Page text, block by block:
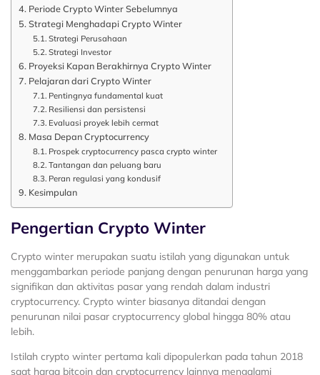
Periode Crypto Winter Sebelumnya
Strategi Menghadapi Crypto Winter
Strategi Perusahaan
Strategi Investor
Proyeksi Kapan Berakhirnya Crypto Winter
Pelajaran dari Crypto Winter
Pentingnya fundamental kuat
Resiliensi dan persistensi
Evaluasi proyek lebih cermat
Masa Depan Cryptocurrency
Prospek cryptocurrency pasca crypto winter
Tantangan dan peluang baru
Peran regulasi yang kondusif
Kesimpulan
Pengertian Crypto Winter
Crypto winter merupakan suatu istilah yang digunakan untuk
menggambarkan periode panjang dengan penurunan harga yang
signifikan dan aktivitas pasar yang rendah dalam industri
cryptocurrency. Crypto winter biasanya ditandai dengan
penurunan nilai pasar cryptocurrency global hingga 80% atau
lebih.
Istilah crypto winter pertama kali dipopulerkan pada tahun 2018
saat harga bitcoin dan cryptocurrency lainnya mengalami